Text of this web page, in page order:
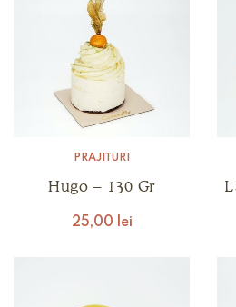
PRĂJITURI
Hugo – 130 Gr
25,00 lei